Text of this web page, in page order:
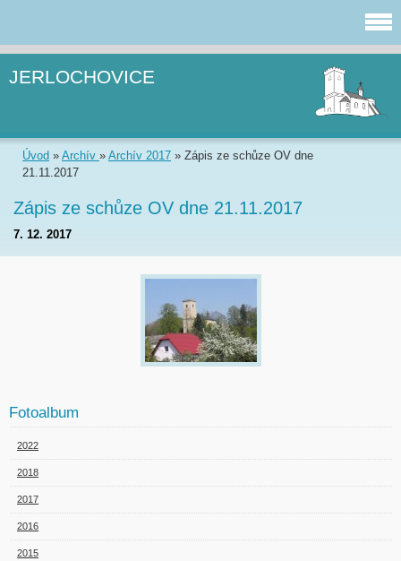
JERLOCHOVICE
Úvod » Archív » Archív 2017 » Zápis ze schůze OV dne
21.11.2017
Zápis ze schůze OV dne 21.11.2017
7. 12. 2017
Fotoalbum
2022
2018
2017
2016
2015